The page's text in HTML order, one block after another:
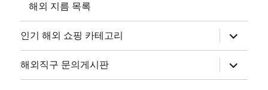
해외 지름 목록
인기 해외 쇼핑 카테고리
하
위
메
뉴
확
장
해외직구 문의게시판
하
위
메